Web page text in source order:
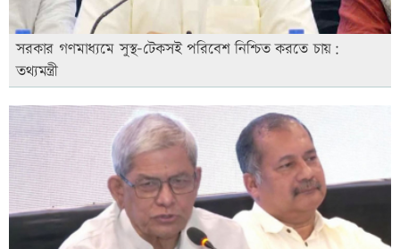
সরকার গণমাধ্যমে সুস্থ-টেকসই পরিবেশ নিশ্চিত করতে চায়:
তথ্যমন্ত্রী